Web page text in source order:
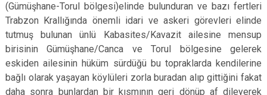
(Gümüşhane-Torul bölgesi)elinde bulunduran ve bazı fertleri
Trabzon Krallığında önemli idari ve askeri görevleri elinde
tutmuş bulunan ünlü Kabasites/Kavazit ailesine mensup
birisinin Gümüşhane/Canca ve Torul bölgesine gelerek
eskiden ailesinin hüküm sürdüğü bu topraklarda kendilerine
bağlı olarak yaşayan köylüleri zorla buradan alıp gittiğini fakat
daha sonra bunlardan bir kısmının geri dönüp af dileyerek